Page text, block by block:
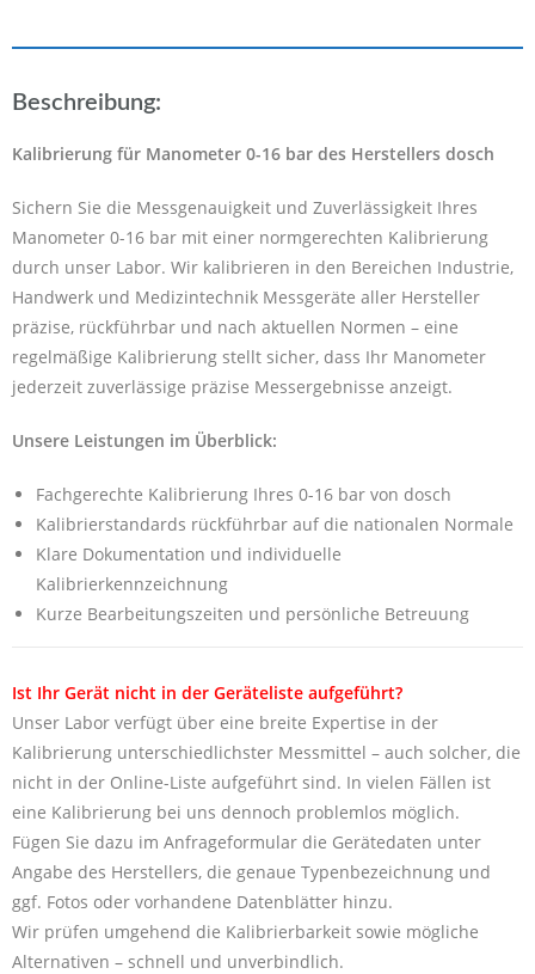
Beschreibung:
Kalibrierung für Manometer 0-16 bar des Herstellers dosch
Sichern Sie die Messgenauigkeit und Zuverlässigkeit Ihres
Manometer 0-16 bar mit einer normgerechten Kalibrierung
durch unser Labor. Wir kalibrieren in den Bereichen Industrie,
Handwerk und Medizintechnik Messgeräte aller Hersteller
präzise, rückführbar und nach aktuellen Normen – eine
regelmäßige Kalibrierung stellt sicher, dass Ihr Manometer
jederzeit zuverlässige präzise Messergebnisse anzeigt.
Unsere Leistungen im Überblick:
Fachgerechte Kalibrierung Ihres 0-16 bar von dosch
Kalibrierstandards rückführbar auf die nationalen Normale
Klare Dokumentation und individuelle
Kalibrierkennzeichnung
Kurze Bearbeitungszeiten und persönliche Betreuung
Ist Ihr Gerät nicht in der Geräteliste aufgeführt?
Unser Labor verfügt über eine breite Expertise in der
Kalibrierung unterschiedlichster Messmittel – auch solcher, die
nicht in der Online-Liste aufgeführt sind. In vielen Fällen ist
eine Kalibrierung bei uns dennoch problemlos möglich.
Fügen Sie dazu im Anfrageformular die Gerätedaten unter
Angabe des Herstellers, die genaue Typenbezeichnung und
ggf. Fotos oder vorhandene Datenblätter hinzu.
Wir prüfen umgehend die Kalibrierbarkeit sowie mögliche
Alternativen – schnell und unverbindlich.